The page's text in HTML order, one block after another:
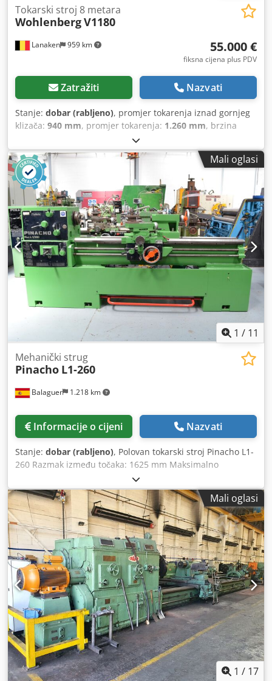
Lanaken 959 km
Tokarski stroj 8 metara
WohlenbergV1180
55.000 €
fiksna cijena plus PDV
Zatražiti Nazvati
Stanje: dobar (rabljeno), promjer tokarenja iznad gornjeg
klizača: 940 mm, promjer tokarenja: 1.260 mm, brzina
, maksimalna brzina okretanja:
okr/min, ukupna visina:1.800 mm, ukupna duljina:12.200
mm, ukupna širina: 1.540 mm
, promjer stezne glave s tri
čeljusti:
, udaljenost između centara: 8.000 mm
VDF Wohlenberg V1180 Razmak između centara: 8000 mm
Csdpfxox Thqds Ahajha 3,5 - 710 o/min 71 - 900 o/min
Stezna glava: promjer 500 mm
Mali oglasi
1 / 11
Balaguer 1.218 km
Mehanički strug
Pinacho L1-260
Informacije o cijeni Nazvati
Stanje: dobar (rabljeno), Polovan tokarski stroj Pinacho L1-
260 Razmak između točaka: 1625 mm Maksimalno
okretanje na stolu: 520 mm Duljina izreza: 350 mm
Okretanje uzdužnog nosača: 470 mm Okretanje na križnom
nosaču: 320 mm Okret zarona: 770 mm Korak reeda: 68
mm Snaga glavnog motora: 7,5 KS Csdpfxjudw Iij Ahajha
*Isporučuje se s pločom s 3 kandže. *Cijena se može
zatražiti sa ili bez CE propisa
Mali oglasi
1 / 17